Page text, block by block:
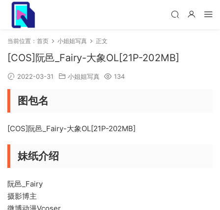
当前位置： 首页 小姐姐写真 正文
[COS]阮邑_Fairy-大象OL[21P-202MB]
2022-03-31 小姐姐写真 134
图包名
[COS]阮邑_Fairy-大象OL[21P-202MB]
妹纸介绍
阮邑_Fairy
摄影博主